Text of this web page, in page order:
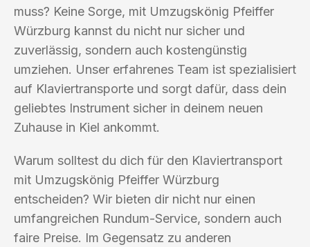
muss? Keine Sorge, mit Umzugskönig Pfeiffer
Würzburg kannst du nicht nur sicher und
zuverlässig, sondern auch kostengünstig
umziehen. Unser erfahrenes Team ist spezialisiert
auf Klaviertransporte und sorgt dafür, dass dein
geliebtes Instrument sicher in deinem neuen
Zuhause in Kiel ankommt.
Warum solltest du dich für den Klaviertransport
mit Umzugskönig Pfeiffer Würzburg
entscheiden? Wir bieten dir nicht nur einen
umfangreichen Rundum-Service, sondern auch
faire Preise. Im Gegensatz zu anderen